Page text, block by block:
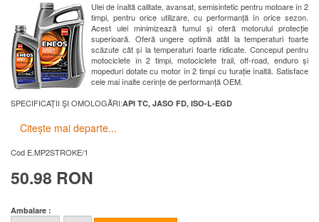
Ulei de înaltă calitate, avansat, semisintetic pentru motoare în 2
timpi, pentru orice utilizare, cu performanță în orice sezon.
Acest ulei minimizează fumul și oferă motorului protecție
superioară. Oferă ungere optimă atât la temperaturi foarte
scăzute cât și la temperaturi foarte ridicate. Conceput pentru
motociclete în 2 timpi, motociclete trail, off-road, enduro și
mopeduri dotate cu motor în 2 timpi cu turație înaltă. Satisface
cele mai înalte cerințe de performanță OEM.
SPECIFICAȚII ŞI OMOLOGĂRI:API TC, JASO FD, ISO-L-EGD
Citește mai departe...
Cod E.MP2STROKE/1
50.98 RON
Ambalare :